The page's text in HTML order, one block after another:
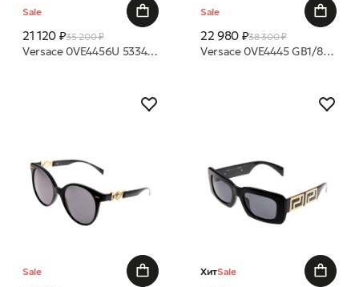
Sale
21 120 ₽35 200 ₽
Versace 0VE4456U 533487 52 очки с/з
Sale
22 980 ₽38 300 ₽
Versace 0VE4445 GB1/87 54 очки с/з
Sale ХитSale